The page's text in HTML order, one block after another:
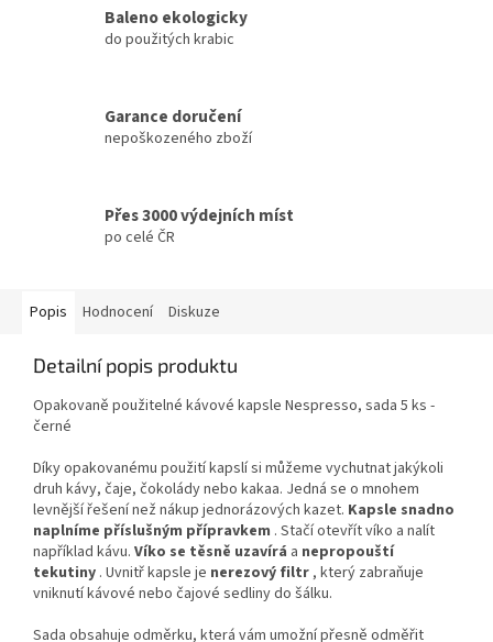
Baleno ekologicky
do použitých krabic
Garance doručení
nepoškozeného zboží
Přes 3000 výdejních míst
po celé ČR
Popis Hodnocení Diskuze
Detailní popis produktu
Opakovaně použitelné kávové kapsle Nespresso, sada 5 ks -
černé
Díky opakovanému použití kapslí si můžeme vychutnat jakýkoli
druh kávy, čaje, čokolády nebo kakaa. Jedná se o mnohem
levnější řešení než nákup jednorázových kazet. Kapsle snadno
naplníme příslušným přípravkem . Stačí otevřít víko a nalít
například kávu. Víko se těsně uzavírá a nepropouští
tekutiny . Uvnitř kapsle je nerezový filtr, který zabraňuje
vniknutí kávové nebo čajové sedliny do šálku.
Sada obsahuje odměrku, která vám umožní přesně odměřit